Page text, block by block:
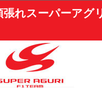
張れスーパーアグ